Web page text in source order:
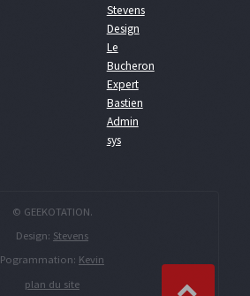
Stevens
Design
Le
Bucheron
Expert
Bastien
Admin
sys
© GEEKOTATION.
Design: Stevens
Pogrammation: Kevin
plan du site